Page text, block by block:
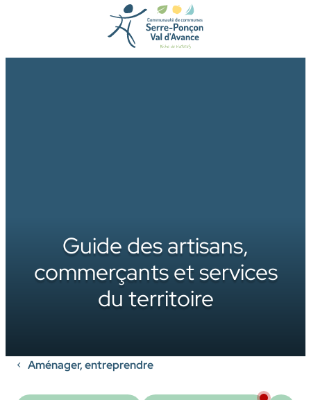
Guide des artisans,
commerçants et services
du territoire
Aménager, entreprendre